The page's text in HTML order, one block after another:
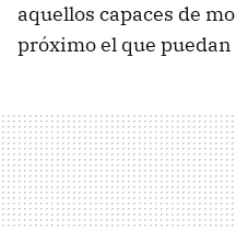
aquellos capaces de
próximo el que